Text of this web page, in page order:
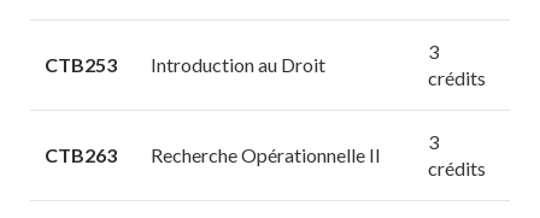
CTB253 Introduction au Droit
3
crédits
CTB263 Recherche Opérationnelle II
3
crédits